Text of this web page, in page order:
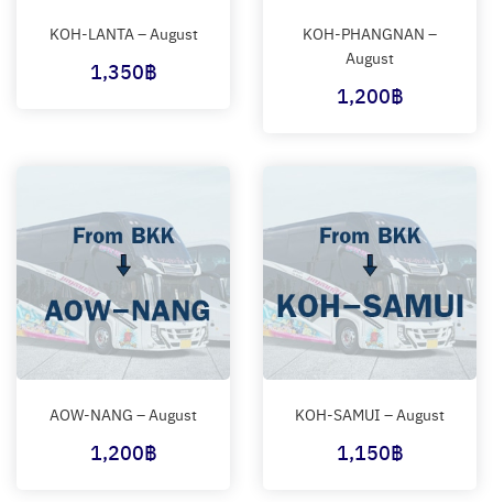
KOH-LANTA – August
1,350฿
KOH-PHANGNAN –
August
1,200฿
AOW-NANG – August
1,200฿
KOH-SAMUI – August
1,150฿